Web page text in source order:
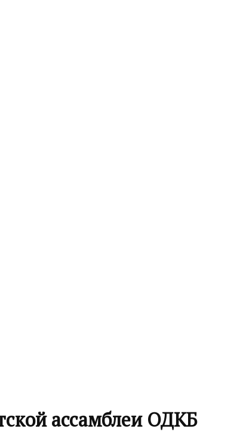
ассамблеи ОДКБ